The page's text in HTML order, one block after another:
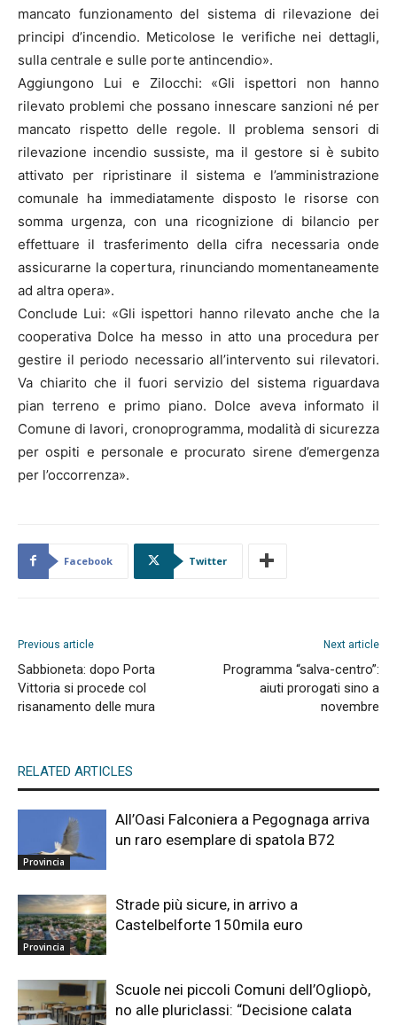
mancato funzionamento del sistema di rilevazione dei
principi d’incendio. Meticolose le verifiche nei dettagli,
sulla centrale e sulle porte antincendio».
Aggiungono Lui e Zilocchi: «Gli ispettori non hanno
rilevato problemi che possano innescare sanzioni né per
mancato rispetto delle regole. Il problema sensori di
rilevazione incendio sussiste, ma il gestore si è subito
attivato per ripristinare il sistema e l’amministrazione
comunale ha immediatamente disposto le risorse con
somma urgenza, con una ricognizione di bilancio per
effettuare il trasferimento della cifra necessaria onde
assicurarne la copertura, rinunciando momentaneamente
ad altra opera».
Conclude Lui: «Gli ispettori hanno rilevato anche che la
cooperativa Dolce ha messo in atto una procedura per
gestire il periodo necessario all’intervento sui rilevatori.
Va chiarito che il fuori servizio del sistema riguardava
pian terreno e primo piano. Dolce aveva informato il
Comune di lavori, cronoprogramma, modalità di sicurezza
per ospiti e personale e procurato sirene d’emergenza
per l’occorrenza».
Facebook Twitter
Previous article
Sabbioneta: dopo Porta
Vittoria si procede col
risanamento delle mura
Next article
Programma “salva-centro”:
aiuti prorogati sino a
novembre
RELATED ARTICLES
Provincia
All’Oasi Falconiera a Pegognaga arriva
un raro esemplare di spatola B72
Provincia
Strade più sicure, in arrivo a
Castelbelforte 150mila euro
Scuole nei piccoli Comuni dell’Ogliopò,
no alle pluriclassi: “Decisione calata